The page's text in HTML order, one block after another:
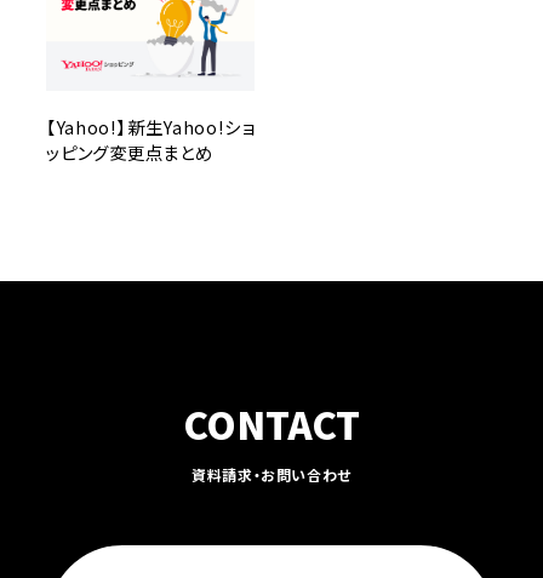
【Yahoo!】新生Yahoo!ショ
ッピング変更点まとめ
CONTACT
資料請求・お問い合わせ